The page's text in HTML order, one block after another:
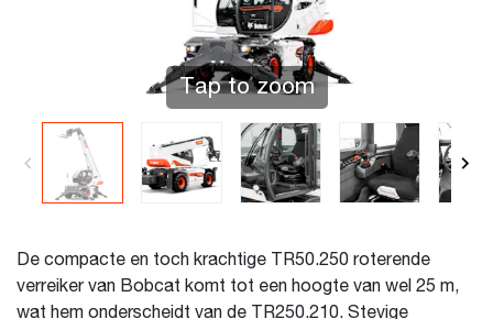
Tap to zoom
De compacte en toch krachtige TR50.250 roterende
verreiker van Bobcat komt tot een hoogte van wel 25 m,
wat hem onderscheidt van de TR250.210. Stevige